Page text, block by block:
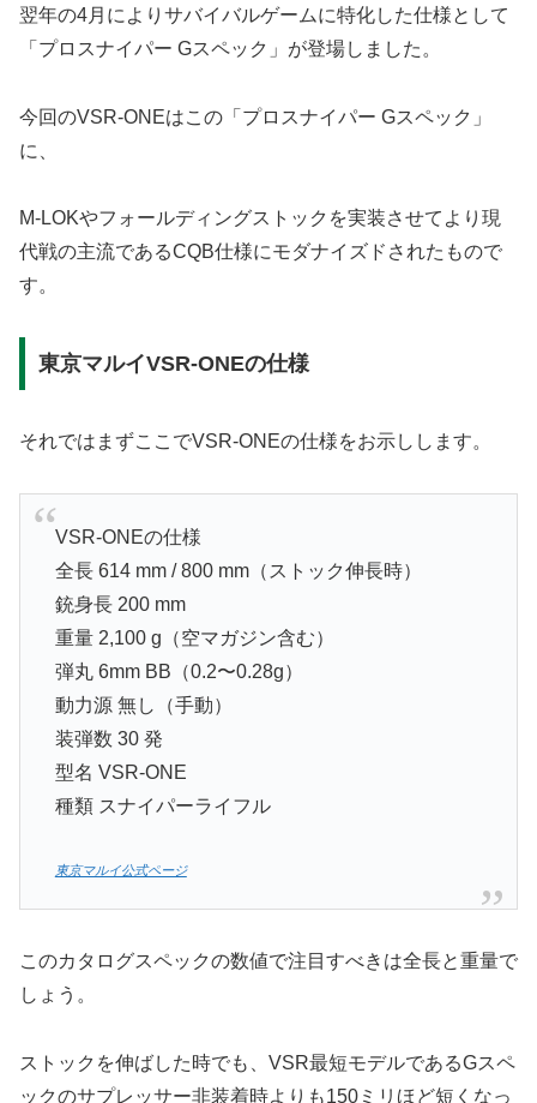
翌年の4月によりサバイバルゲームに特化した仕様として
「プロスナイパー Gスペック」が登場しました。
今回のVSR-ONEはこの「プロスナイパー Gスペック」
に、
M-LOKやフォールディングストックを実装させてより現
代戦の主流であるCQB仕様にモダナイズドされたもので
す。
東京マルイVSR-ONEの仕様
それではまずここでVSR-ONEの仕様をお示しします。
VSR-ONEの仕様
全長 614 mm / 800 mm（ストック伸長時）
銃身長 200 mm
重量 2,100 g（空マガジン含む）
弾丸 6mm BB（0.2〜0.28g）
動力源 無し（手動）
装弾数 30 発
型名 VSR-ONE
種類 スナイパーライフル
東京マルイ公式ページ
このカタログスペックの数値で注目すべきは全長と重量で
しょう。
ストックを伸ばした時でも、VSR最短モデルであるGスペ
ックのサプレッサー非装着時よりも150ミリほど短くなっ